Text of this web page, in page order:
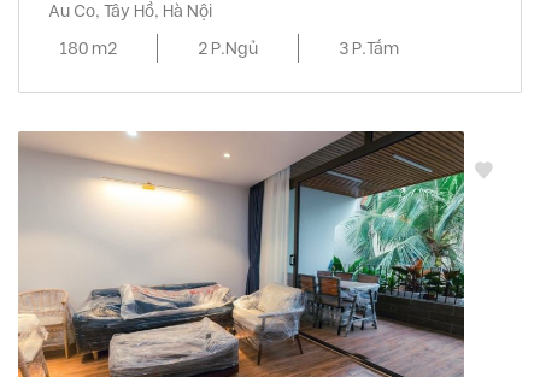
Au Co, Tây Hồ, Hà Nội
180 m2
2 P.Ngủ 3 P.Tắm